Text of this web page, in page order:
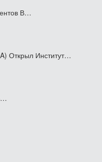
В…
Открыл Институт…